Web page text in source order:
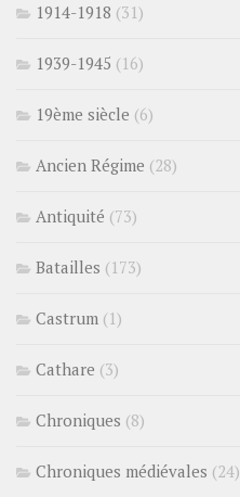
1914-1918 (31)
1939-1945 (16)
19ème siècle (6)
Ancien Régime (28)
Antiquité (73)
Batailles (173)
Castrum (1)
Cathare (3)
Chroniques (8)
Chroniques médiévales (24)